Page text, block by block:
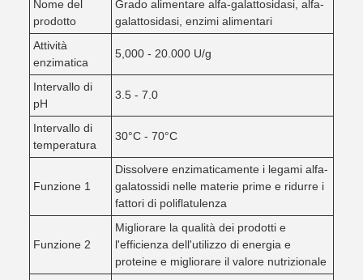
Nome del
prodotto
Grado alimentare alfa-galattosidasi, alfa-
galattosidasi, enzimi alimentari
Attività
enzimatica
5,000 - 20.000 U/g
Intervallo di
pH
3.5 - 7.0
Intervallo di
temperatura
30°C - 70°C
Funzione 1
Dissolvere enzimaticamente i legami alfa-
galatossidi nelle materie prime e ridurre i
fattori di poliflatulenza
Funzione 2
Migliorare la qualità dei prodotti e
l'efficienza dell'utilizzo di energia e
proteine e migliorare il valore nutrizionale